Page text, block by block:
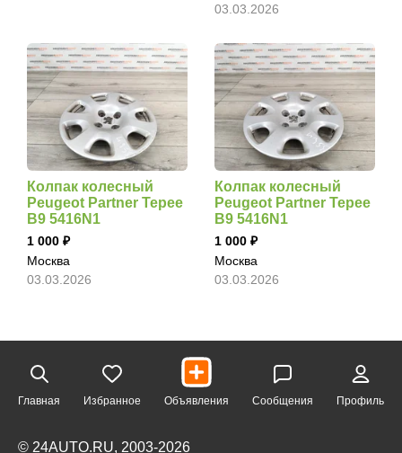
03.03.2026
Колпак колесный
Peugeot Partner Tepee
B9 5416N1
1 000
Москва
03.03.2026
Колпак колесный
Peugeot Partner Tepee
B9 5416N1
1 000
Москва
03.03.2026
Главная Избранное Объявления Сообщения Профиль
© 24AUTO.RU, 2003-2026